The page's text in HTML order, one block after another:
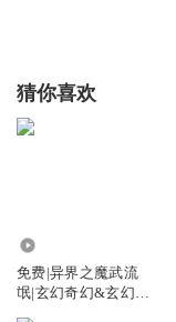
猜你喜欢
免费|异界之魔武流
氓|玄幻奇幻&玄幻&